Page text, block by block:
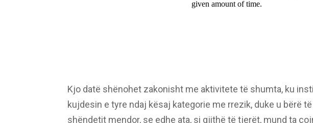
Kjo datë shënohet zakonisht me aktivitete të shumta, ku
kujdesin e tyre ndaj kësaj kategorie me rrezik, duke u bërë
shëndetit mendor, se edhe ata, si gjithë të tjerët, mund ta